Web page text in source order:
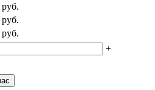
руб.
руб.
руб.
+